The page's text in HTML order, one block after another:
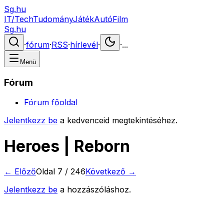
Sg.hu
IT/TechTudományJátékAutóFilm
Sg.hu
·fórum·RSS·hírlevél· ·...
Menü
Fórum
Fórum főoldal
Jelentkezz be a kedvenceid megtekintéséhez.
Heroes | Reborn
← ElőzőOldal 7 / 246Következő →
Jelentkezz be a hozzászóláshoz.